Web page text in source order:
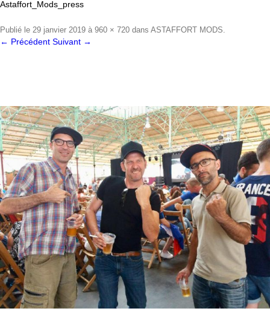
Astaffort_Mods_press
Publié le 29 janvier 2019 à 960 × 720 dans ASTAFFORT MODS.
← Précédent Suivant →